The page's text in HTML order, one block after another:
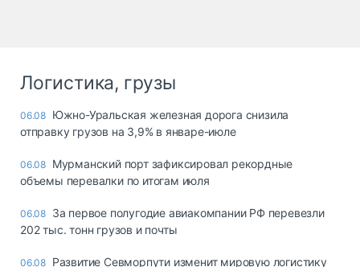
Логистика, грузы
06.08 Южно-Уральская железная дорога снизила
отправку грузов на 3,9% в январе-июле
06.08 Мурманский порт зафиксировал рекордные
объемы перевалки по итогам июля
06.08 За первое полугодие авиакомпании РФ перевезли
202 тыс. тонн грузов и почты
06.08 Развитие Севморпути изменит мировую логистику